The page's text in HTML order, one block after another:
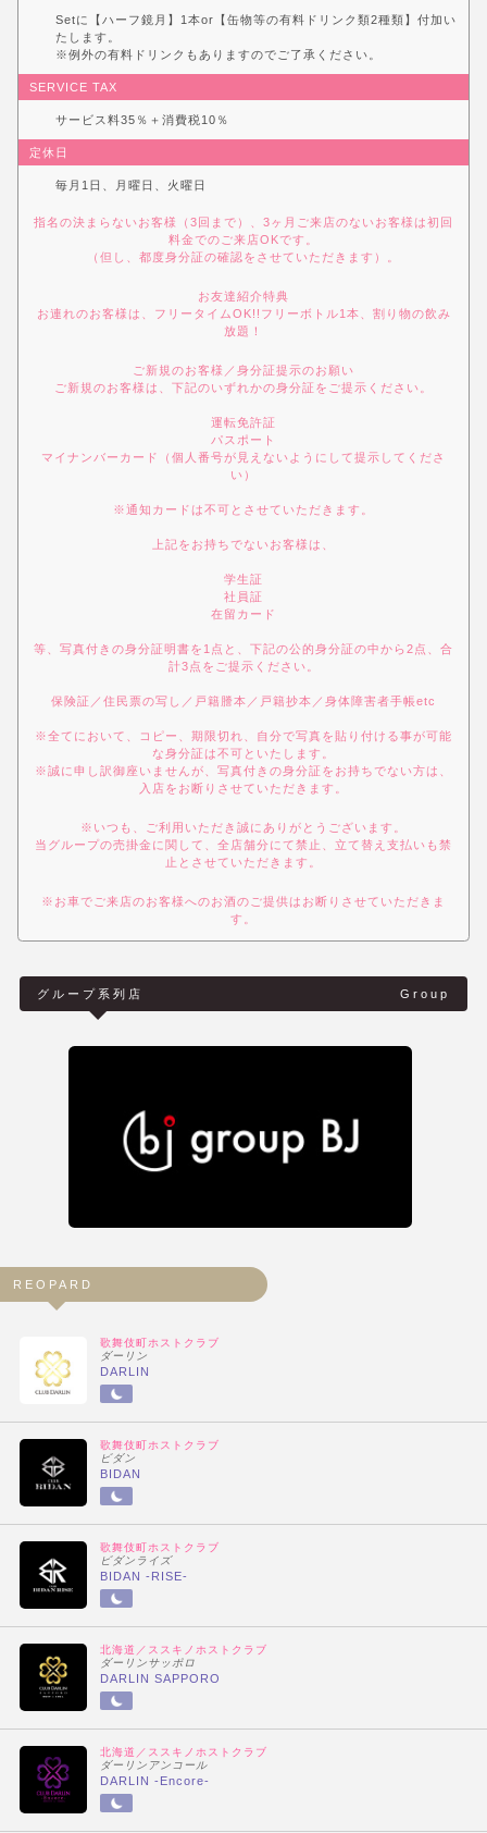
Setに【ハーフ鏡月】1本or【缶物等の有料ドリンク類2種類】付加い
たします。
※例外の有料ドリンクもありますのでご了承ください。
SERVICE TAX
サービス料35％＋消費税10％
定休日
毎月1日、月曜日、火曜日
指名の決まらないお客様（3回まで）、3ヶ月ご来店のないお客様は初回
料金でのご来店OKです。
（但し、都度身分証の確認をさせていただきます）。
お友達紹介特典
お連れのお客様は、フリータイムOK!!フリーボトル1本、割り物の飲み
放題！
ご新規のお客様／身分証提示のお願い
ご新規のお客様は、下記のいずれかの身分証をご提示ください。
運転免許証
パスポート
マイナンバーカード（個人番号が見えないようにして提示してくださ
い）
※通知カードは不可とさせていただきます。
上記をお持ちでないお客様は、
学生証
社員証
在留カード
等、写真付きの身分証明書を1点と、下記の公的身分証の中から2点、合
計3点をご提示ください。
保険証／住民票の写し／戸籍謄本／戸籍抄本／身体障害者手帳etc
※全てにおいて、コピー、期限切れ、自分で写真を貼り付ける事が可能
な身分証は不可といたします。
※誠に申し訳御座いませんが、写真付きの身分証をお持ちでない方は、
入店をお断りさせていただきます。
※いつも、ご利用いただき誠にありがとうございます。
当グループの売掛金に関して、全店舗分にて禁止、立て替え支払いも禁
止とさせていただきます。
※お車でご来店のお客様へのお酒のご提供はお断りさせていただきま
す。
Group
グループ系列店
REOPARD
歌舞伎町ホストクラブ
ダーリン
DARLIN
歌舞伎町ホストクラブ
ビダン
BIDAN
歌舞伎町ホストクラブ
ビダンライズ
BIDAN -RISE-
北海道／ススキノホストクラブ
ダーリンサッポロ
DARLIN SAPPORO
北海道／ススキノホストクラブ
ダーリンアンコール
DARLIN -Encore-